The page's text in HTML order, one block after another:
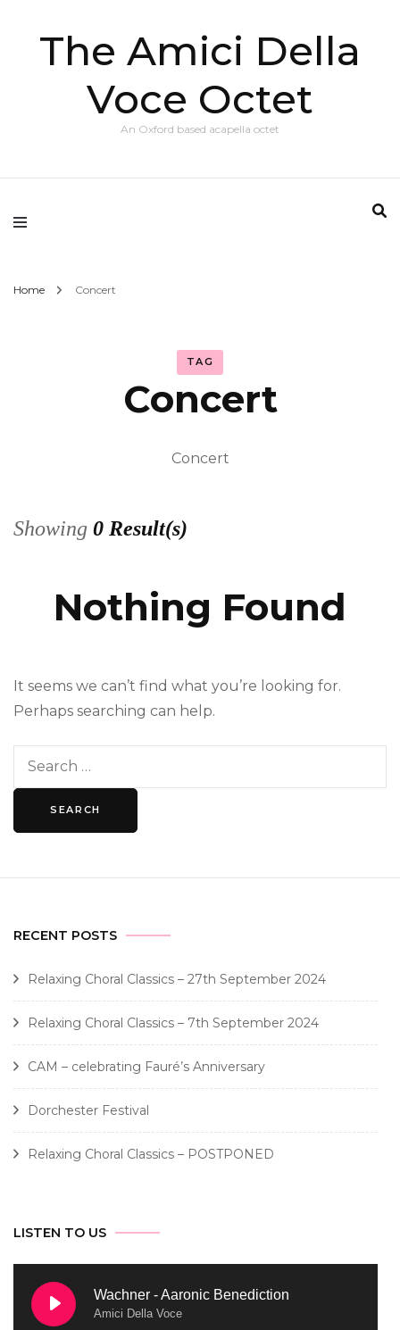
The Amici Della
Voce Octet
An Oxford based acapella octet
Home Concert
TAG
Concert
Concert
Showing 0 Result(s)
Nothing Found
It seems we can’t find what you’re looking for.
Perhaps searching can help.
Search
RECENT POSTS
Relaxing Choral Classics – 27th September 2024
Relaxing Choral Classics – 7th September 2024
CAM – celebrating Fauré’s Anniversary
Dorchester Festival
Relaxing Choral Classics – POSTPONED
LISTEN TO US
Wachner - Aaronic Benediction
Amici Della Voce